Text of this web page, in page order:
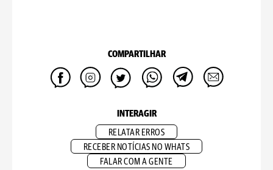
COMPARTILHAR
INTERAGIR
RELATAR ERROS
RECEBER NOTÍCIAS NO WHATS
FALAR COM A GENTE